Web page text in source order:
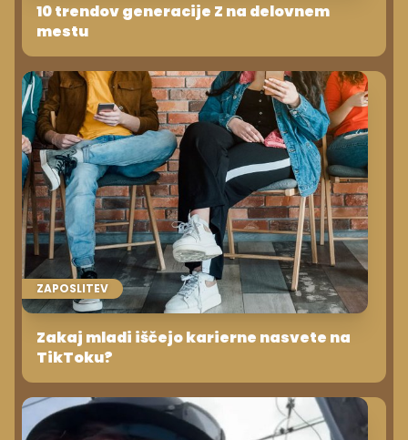
10 trendov generacije Z na delovnem
mestu
ZAPOSLITEV
Zakaj mladi iščejo karierne nasvete na
TikToku?